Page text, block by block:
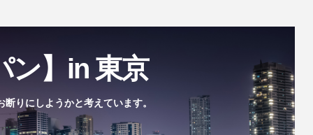
ン】in 東京
りにしようかと考えています。